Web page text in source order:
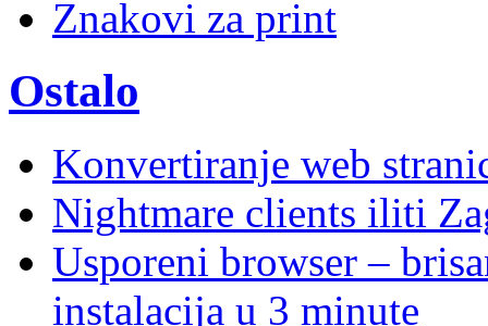
Znakovi za print
Ostalo
Konvertiranje web
Nightmare clients iliti
Usporeni browser –
instalacija u 3 minute